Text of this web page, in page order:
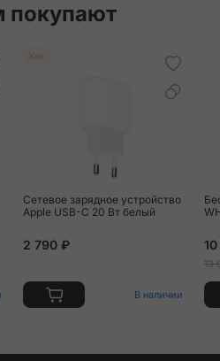
покупают
Хит
Сетевое зарядное устройство
Apple USB-C 20 Вт белый
2 790 ₽
В наличии
13